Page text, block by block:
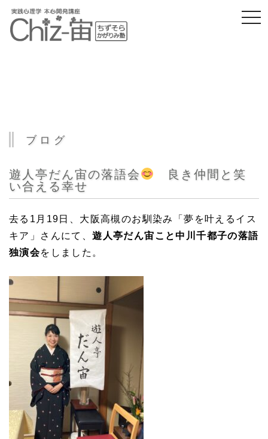
ブログ
遊人亭だん宙の落語会
良き仲間と笑
い合える幸せ
去る1月19日、大阪高槻のお馴染み「夢を叶えるイス
キア」さんにて、遊人亭だん宙こと中川千都子の落語
独演会をしました。